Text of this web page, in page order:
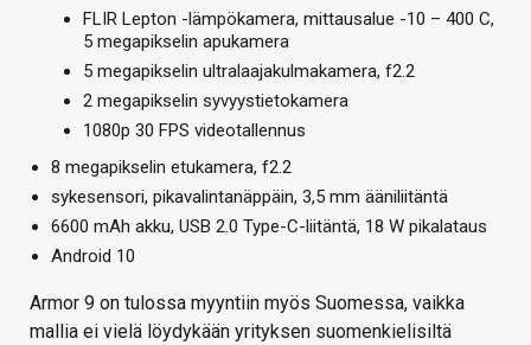
FLIR Lepton -lämpökamera, mittausalue -10 – 400 C,
5 megapikselin apukamera
5 megapikselin ultralaajakulmakamera, f2.2
2 megapikselin syvyystietokamera
1080p 30 FPS videotallennus
8 megapikselin etukamera, f2.2
sykesensori, pikavalintanäppäin, 3,5 mm ääniliitäntä
6600 mAh akku, USB 2.0 Type-C-liitäntä, 18 W pikalataus
Android 10
Armor 9 on tulossa myyntiin myös Suomessa, vaikka
mallia ei vielä löydykään yrityksen suomenkielisiltä